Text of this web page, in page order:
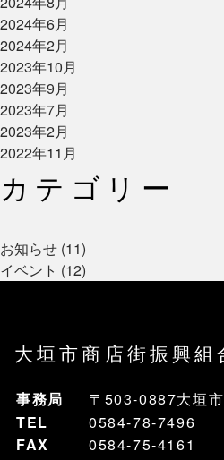
2024年6月
2024年2月
2023年10月
2023年9月
2023年7月
2023年2月
2022年11月
カテゴリー
お知らせ (11)
イベント (12)
大垣市商店街振興組
事務局
〒503-0887大垣
TEL
0584-78-7496
FAX
0584-75-4161